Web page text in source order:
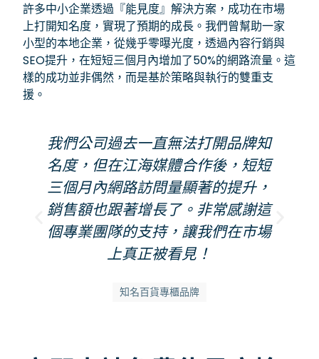
許多中小企業透過『能見度』解決方案，成功在市場
上打開知名度，實現了預期的成長。我們曾幫助一家
小型的本地企業，從幾乎零曝光度，透過內容行銷與
SEO提升，在短短三個月內增加了50%的網路流量。這
樣的成功並非偶然，而是基於策略與執行的雙重支
援。
我們公司過去一直無法打開品牌知
名度，但在江海媒體合作後，短短
三個月內網路訪問量顯著的提升，
銷售額也跟著增長了。非常感謝這
個專業團隊的支持，讓我們在市場
上真正被看見！
知名百貨專櫃品牌